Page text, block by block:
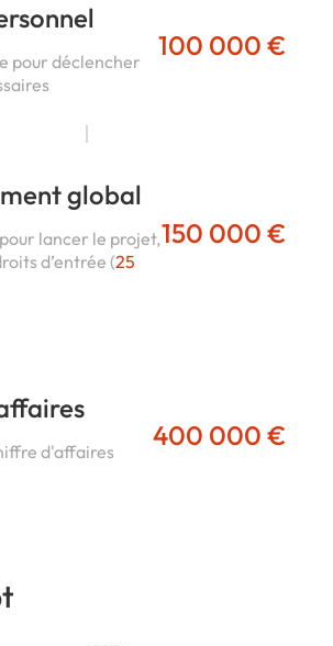
pour déclencher
100 000 €
global
lancer le projet,
d’entrée (25
150 000 €
d'affaires
400 000 €